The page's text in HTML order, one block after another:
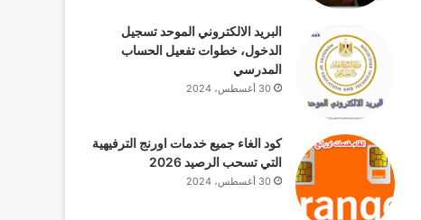
البريد الالكتروني الموحد تسجيل
الدخول، خطوات تفعيل الحساب
المدرسي
30 أغسطس، 2024
كود الغاء جميع خدمات اورنج الترفيهية
التي تسحب الرصيد 2026
30 أغسطس، 2024